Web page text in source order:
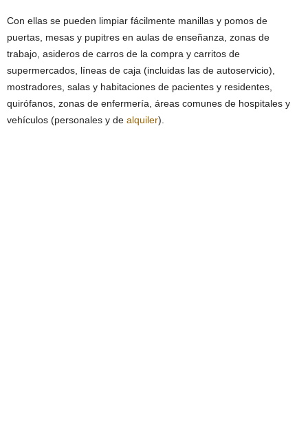
Con ellas se pueden limpiar fácilmente manillas y pomos de
puertas, mesas y pupitres en aulas de enseñanza, zonas de
trabajo, asideros de carros de la compra y carritos de
supermercados, líneas de caja (incluidas las de autoservicio),
mostradores, salas y habitaciones de pacientes y residentes,
quirófanos, zonas de enfermería, áreas comunes de hospitales y
vehículos (personales y de alquiler).